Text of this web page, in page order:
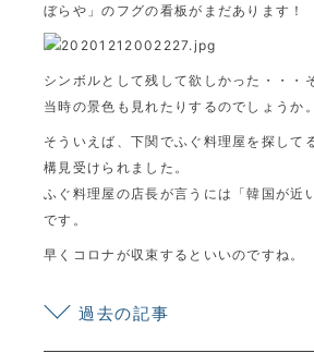
ぼらや」のフグの看板がまだあります！
シンボルとして残して欲しかった・・・
当時の景色も見れたりするのでしょうか。
そういえば、下関でふぐ料理屋を探して
構見受けられました。
ふぐ料理屋の店長が言うには「韓国が近
です。
早くコロナが収束するといいのですね。
過去の記事